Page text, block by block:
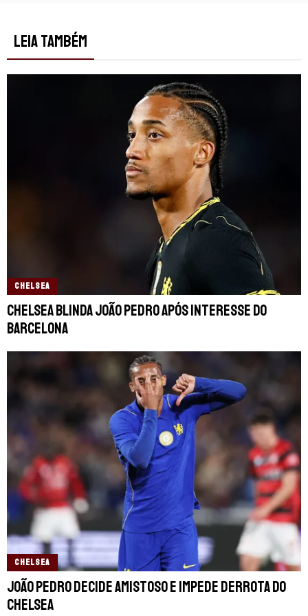
LEIA TAMBÉM
CHELSEA
Chelsea blinda João Pedro após interesse do
Barcelona
CHELSEA
João Pedro decide amistoso e impede derrota do
Chelsea